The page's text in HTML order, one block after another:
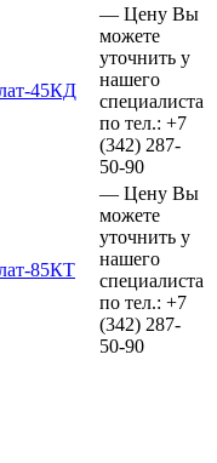
45КД
— Цену Вы
можете
уточнить у
нашего
специалиста
по тел.: +7
(342) 287-
50-90
85КТ
— Цену Вы
можете
уточнить у
нашего
специалиста
по тел.: +7
(342) 287-
50-90